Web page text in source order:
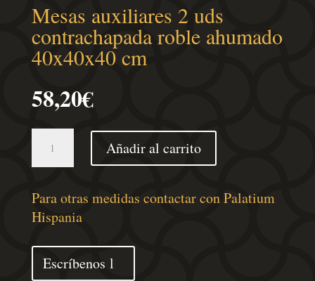
Mesas auxiliares 2 uds
contrachapada roble ahumado
40x40x40 cm
58,20€
auxiliares
uds
contrachapada
ahumado
40x40x40
Añadir al carrito
Para otras medidas contactar con Palatium
Hispania
Escríbenos